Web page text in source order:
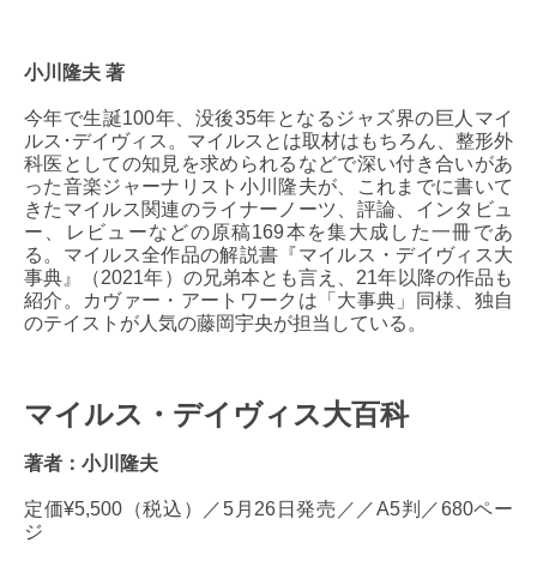
小川隆夫 著
今年で生誕100年、没後35年となるジャズ界の巨人マイ
ルス･デイヴィス。マイルスとは取材はもちろん、整形外
科医としての知見を求められるなどで深い付き合いがあ
った音楽ジャーナリスト小川隆夫が、これまでに書いて
きたマイルス関連のライナーノーツ、評論、インタビュ
ー、レビューなどの原稿169本を集大成した一冊であ
る。マイルス全作品の解説書『マイルス・デイヴィス大
事典』（2021年）の兄弟本とも言え、21年以降の作品も
紹介。カヴァー・アートワークは「大事典」同様、独自
のテイストが人気の藤岡宇央が担当している。
マイルス・デイヴィス大百科
著者：小川隆夫
定価¥5,500（税込）／5月26日発売／／A5判／680ペー
ジ